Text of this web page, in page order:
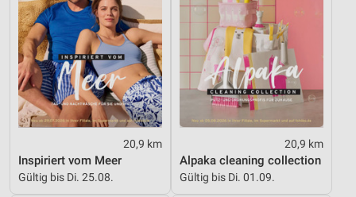
20,9 km
Inspiriert vom Meer
Gültig bis Di. 25.08.
20,9 km
Alpaka cleaning collection
Gültig bis Di. 01.09.